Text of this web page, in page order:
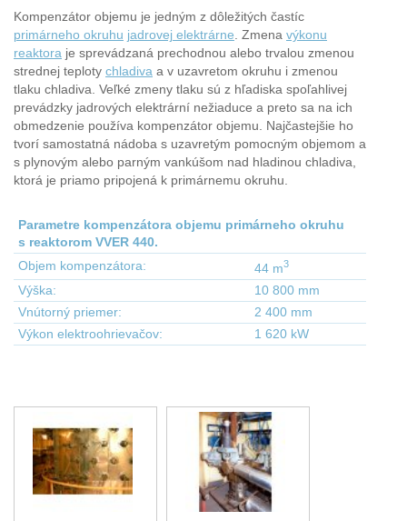
Kompenzátor objemu je jedným z dôležitých častíc
primárneho okruhu jadrovej elektrárne . Zmena výkonu
reaktora je sprevádzaná prechodnou alebo trvalou zmenou
strednej teploty chladiva a v uzavretom okruhu i zmenou
tlaku chladiva. Veľké zmeny tlaku sú z hľadiska spoľahlivej
prevádzky jadrových elektrární nežiaduce a preto sa na ich
obmedzenie používa kompenzátor objemu. Najčastejšie ho
tvorí samostatná nádoba s uzavretým pomocným objemom a
s plynovým alebo parným vankúšom nad hladinou chladiva,
ktorá je priamo pripojená k primárnemu okruhu.
Parametre kompenzátora objemu primárneho okruhu
s reaktorom VVER 440.
Objem kompenzátora:
44 m3
Výška:
10 800 mm
Vnútorný priemer:
2 400 mm
Výkon elektroohrievačov:
1 620 kW